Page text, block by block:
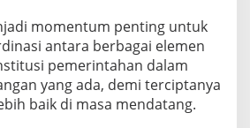
momentum penting untuk
antara berbagai elemen
pemerintahan dalam
yang ada, demi terciptanya
baik di masa mendatang.